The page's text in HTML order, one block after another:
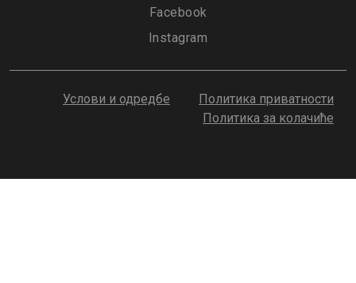
Facebook
Instagram
Услови и одредбе
Политика приватности
Политика за колачиће